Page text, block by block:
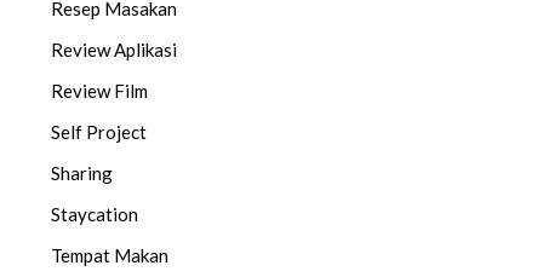
Resep Masakan
Review Aplikasi
Review Film
Self Project
Sharing
Staycation
Tempat Makan